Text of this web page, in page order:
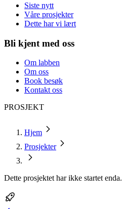
Siste nytt
Våre prosjekter
Dette har vi lært
Bli kjent med oss
Om labben
Om oss
Book besøk
Kontakt oss
PROSJEKT
Hjem
Prosjekter
Dette prosjektet har ikke startet enda.